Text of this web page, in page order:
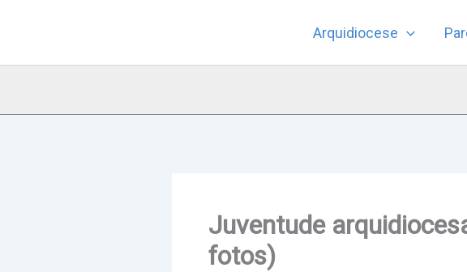
Arquidiocese
Juventude
fotos)